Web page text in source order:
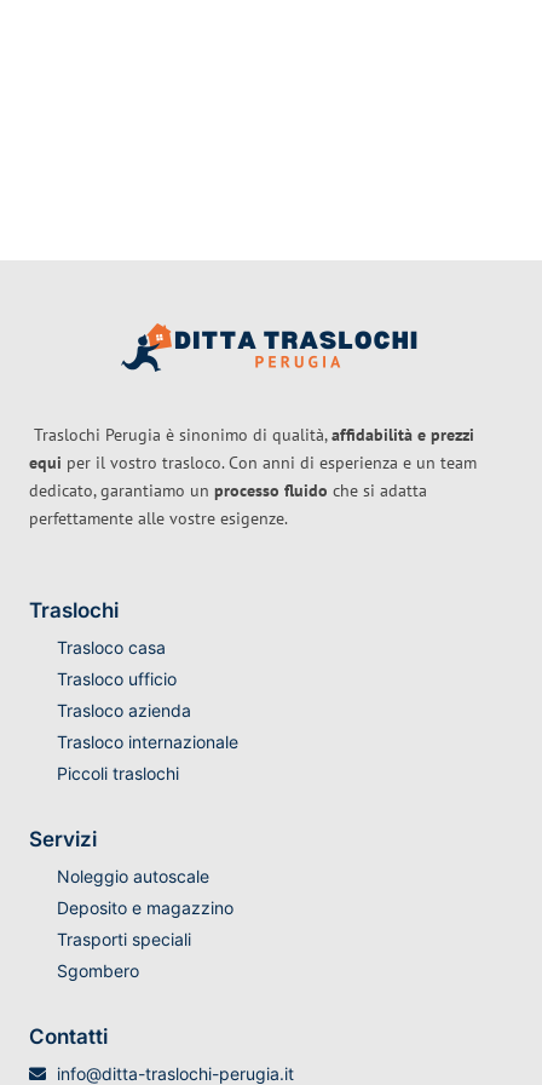
Traslochi Perugia è sinonimo di qualità,affidabilità e prezzi
equi per il vostro trasloco. Con anni di esperienza e un team
dedicato, garantiamo un processo fluido che si adatta
perfettamente alle vostre esigenze.
Traslochi
Trasloco casa
Trasloco ufficio
Trasloco azienda
Trasloco internazionale
Piccoli traslochi
Servizi
Noleggio autoscale
Deposito e magazzino
Trasporti speciali
Sgombero
Contatti
info@ditta-traslochi-perugia.it